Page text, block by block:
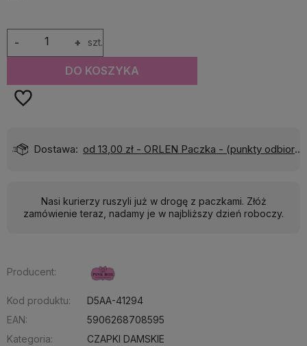
+
- szt.
DO KOSZYKA
Wyślemy do Ciebie w: 24 godziny
Nasi kurierzy ruszyli już w drogę z paczkami. Złóż
zamówienie teraz, nadamy je w najbliższy dzień roboczy.
Producent:
Kod produktu:
D5AA-41294
EAN:
5906268708595
Kategoria:
CZAPKI DAMSKIE